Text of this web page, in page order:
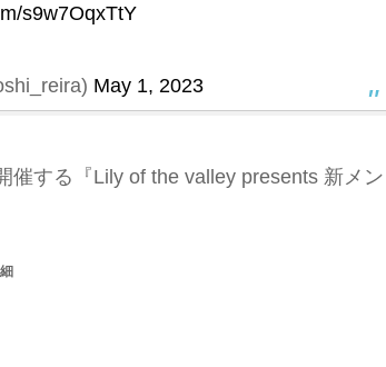
s9w7OqxTtY
May 1, 2023
催する『Lily of the valley presents 新メン